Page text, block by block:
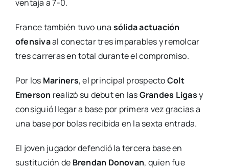
ventaja a 7-0.
France también tuvo una sólida actuación
ofensivaal conectar tres imparables y remolcar
tres carreras en total durante el compromiso.
Por los Mariners, el principal prospectoColt
Emerson realizó su debut en lasGrandes Ligasy
consiguió llegar a base por primera vez gracias a
una base por bolas recibida en la sexta entrada.
El joven jugador defendió la tercera base en
sustitución de Brendan Donovan, quien fue